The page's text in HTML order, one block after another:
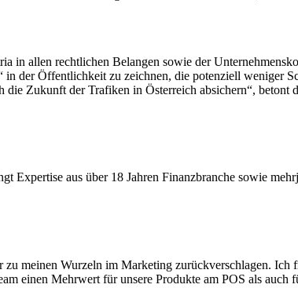
in allen rechtlichen Belangen sowie der
der Öffentlichkeit zu zeichnen, die potenziell weniger
Zukunft der Trafiken in Österreich absichern“, betont
Expertise aus über 18 Jahren Finanzbranche sowie
meinen Wurzeln im Marketing zurückverschlagen. Ich
einen Mehrwert für unsere Produkte am POS als